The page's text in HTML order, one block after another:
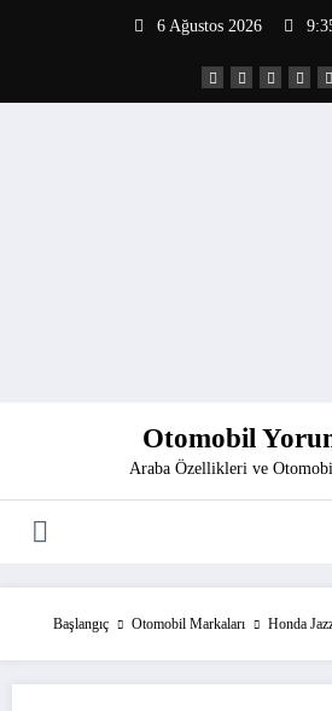
6 Ağustos 2026
Otomobil
Araba Özellikleri ve
Başlangıç Otomobil Markaları Honda